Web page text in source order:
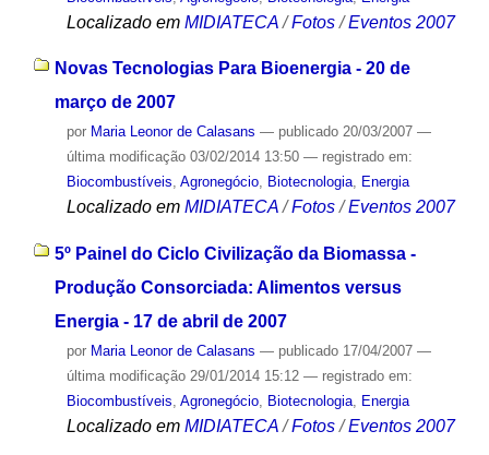
Localizado em MIDIATECA /Fotos /Eventos 2007
Novas Tecnologias Para Bioenergia - 20 de
março de 2007
por Maria Leonor de Calasans — publicado20/03/2007 —
última modificação03/02/2014 13:50 — registrado em:
Biocombustíveis, Agronegócio, Biotecnologia, Energia
Localizado em MIDIATECA /Fotos /Eventos 2007
5º Painel do Ciclo Civilização da Biomassa -
Produção Consorciada: Alimentos versus
Energia - 17 de abril de 2007
por Maria Leonor de Calasans — publicado17/04/2007 —
última modificação29/01/2014 15:12 — registrado em:
Biocombustíveis, Agronegócio, Biotecnologia, Energia
Localizado em MIDIATECA /Fotos /Eventos 2007